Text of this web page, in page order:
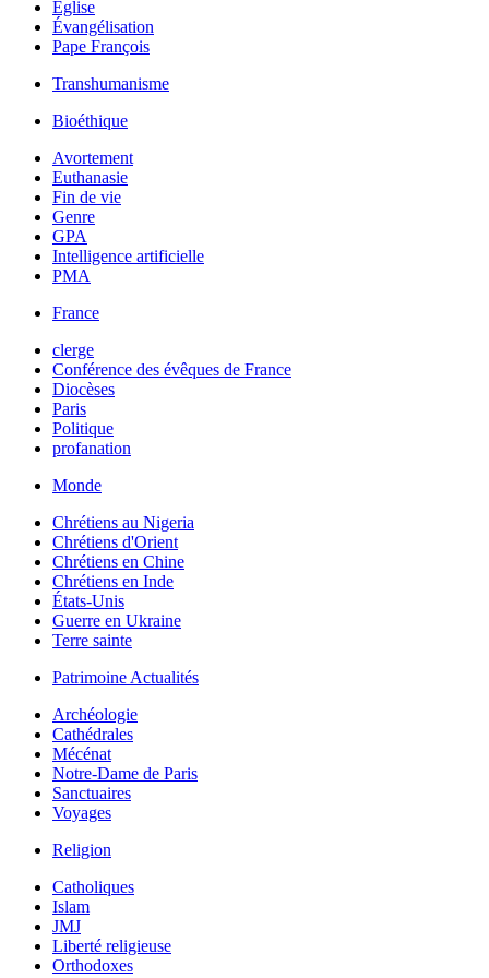
Église
Évangélisation
Pape François
Transhumanisme
Bioéthique
Avortement
Euthanasie
Fin de vie
Genre
GPA
Intelligence artificielle
PMA
France
clerge
Conférence des évêques de France
Diocèses
Paris
Politique
profanation
Monde
Chrétiens au Nigeria
Chrétiens d'Orient
Chrétiens en Chine
Chrétiens en Inde
États-Unis
Guerre en Ukraine
Terre sainte
Patrimoine Actualités
Archéologie
Cathédrales
Mécénat
Notre-Dame de Paris
Sanctuaires
Voyages
Religion
Catholiques
Islam
JMJ
Liberté religieuse
Orthodoxes